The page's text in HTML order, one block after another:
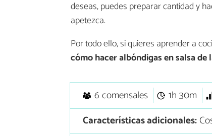
deseas, puedes preparar cantidad y
apetezca.
Por todo ello, si quieres aprender a
cómo haceralbóndigas en salsa de
6 comensales 1h 30m
Características adicionales: